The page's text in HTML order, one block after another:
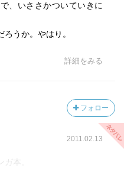
、いささかついていきに
うか。やはり。
詳細をみる
フォロー
2011.02.13
本。